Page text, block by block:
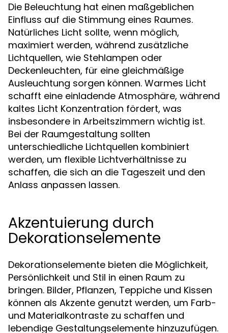
Die Beleuchtung hat einen maßgeblichen
Einfluss auf die Stimmung eines Raumes.
Natürliches Licht sollte, wenn möglich,
maximiert werden, während zusätzliche
Lichtquellen, wie Stehlampen oder
Deckenleuchten, für eine gleichmäßige
Ausleuchtung sorgen können. Warmes Licht
schafft eine einladende Atmosphäre, während
kaltes Licht Konzentration fördert, was
insbesondere in Arbeitszimmern wichtig ist.
Bei der Raumgestaltung sollten
unterschiedliche Lichtquellen kombiniert
werden, um flexible Lichtverhältnisse zu
schaffen, die sich an die Tageszeit und den
Anlass anpassen lassen.
Akzentuierung durch
Dekorationselemente
Dekorationselemente bieten die Möglichkeit,
Persönlichkeit und Stil in einen Raum zu
bringen. Bilder, Pflanzen, Teppiche und Kissen
können als Akzente genutzt werden, um Farb-
und Materialkontraste zu schaffen und
lebendige Gestaltungselemente hinzuzufügen.